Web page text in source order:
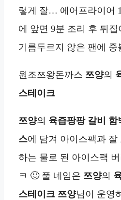
렇게 잘… 에어프라이어
에 앞면 9분 조리 후 뒤집
기름두르지 않은 팬에
원조쯔왕돈까스 쯔양의
스테이크
쯔양의 육즙팡팡 갈비 함
스에 담겨 아이스팩과
하는 물로 된 아이스팩
ㅋ 🙂 풀 네임은 쯔양의
스테이크 쯔양님이 운영